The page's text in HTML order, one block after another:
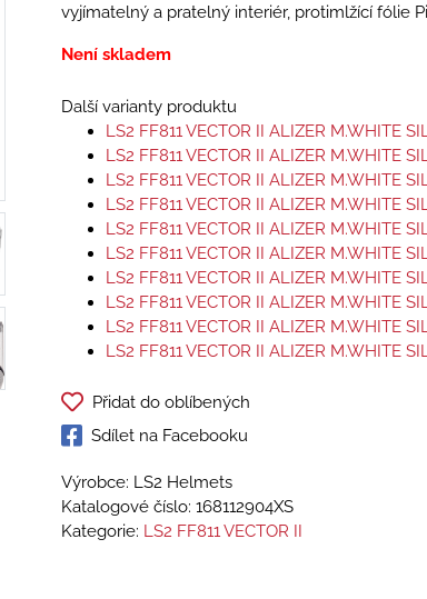
vyjímatelný a pratelný interiér, protimlžící fólie
Není skladem
Další varianty produktu
LS2 FF811 VECTOR II ALIZER M.WHITE
LS2 FF811 VECTOR II ALIZER M.WHITE
LS2 FF811 VECTOR II ALIZER M.WHITE
LS2 FF811 VECTOR II ALIZER M.WHITE
LS2 FF811 VECTOR II ALIZER M.WHITE
LS2 FF811 VECTOR II ALIZER M.WHITE
LS2 FF811 VECTOR II ALIZER M.WHITE
LS2 FF811 VECTOR II ALIZER M.WHITE
LS2 FF811 VECTOR II ALIZER M.WHITE
LS2 FF811 VECTOR II ALIZER M.WHITE
Přidat do oblíbených
Sdílet na Facebooku
Výrobce: LS2 Helmets
Katalogové číslo: 168112904XS
Kategorie: LS2 FF811 VECTOR II